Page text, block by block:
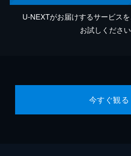
U-NEXTがお届けするサービス
お試しください
今すぐ観る